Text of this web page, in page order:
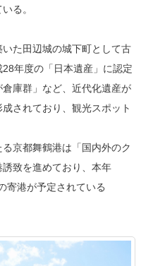
る。
た田辺城の城下町として古
年度の「日本遺産」に認定
庫群」など、近代化遺産が
されており、観光スポット
京都舞鶴港は「国内外のク
致を進めており、本年
寄港が予定されている